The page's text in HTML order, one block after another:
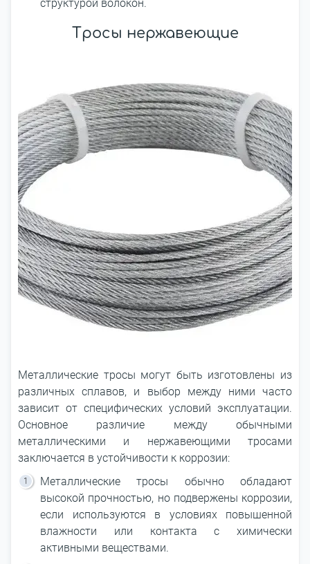
структурой волокон.
Тросы нержавеющие
Металлические тросы могут быть изготовлены из
различных сплавов, и выбор между ними часто
зависит от специфических условий эксплуатации.
Основное различие между обычными
металлическими и нержавеющими тросами
заключается в устойчивости к коррозии:
Металлические тросы обычно обладают
высокой прочностью, но подвержены коррозии,
если используются в условиях повышенной
влажности или контакта с химически
активными веществами.